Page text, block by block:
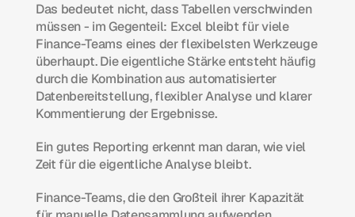
Das bedeutet nicht, dass Tabellen verschwinden
müssen - im Gegenteil: Excel bleibt für viele
Finance-Teams eines der flexibelsten Werkzeuge
überhaupt. Die eigentliche Stärke entsteht häufig
durch die Kombination aus automatisierter
Datenbereitstellung, flexibler Analyse und klarer
Kommentierung der Ergebnisse.
Ein gutes Reporting erkennt man daran, wie viel
Zeit für die eigentliche Analyse bleibt.
Finance-Teams, die den Großteil ihrer Kapazität